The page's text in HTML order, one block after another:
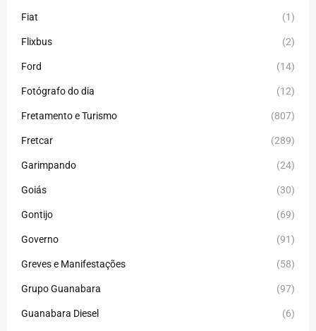
Fiat (1)
Flixbus (2)
Ford (14)
Fotógrafo do dia (12)
Fretamento e Turismo (807)
Fretcar (289)
Garimpando (24)
Goiás (30)
Gontijo (69)
Governo (91)
Greves e Manifestações (58)
Grupo Guanabara (97)
Guanabara Diesel (6)